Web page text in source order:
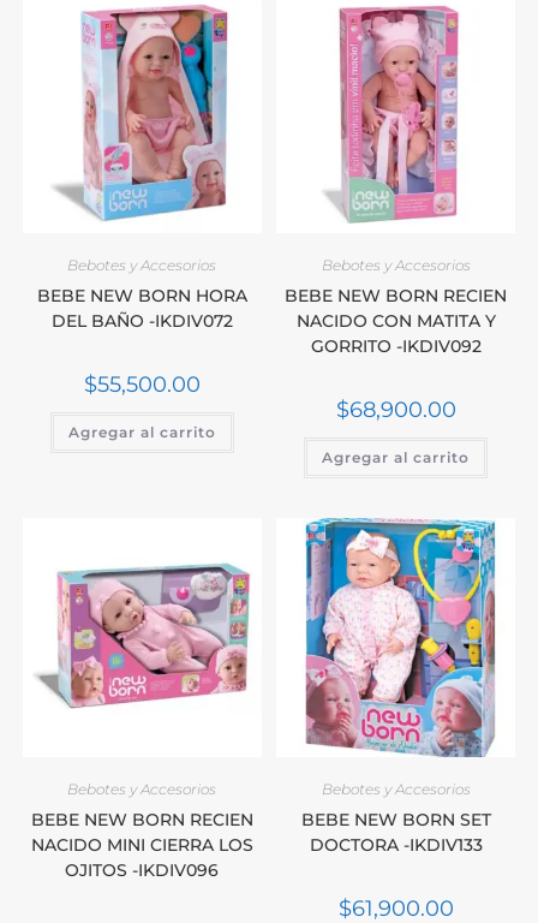
Bebotes y Accesorios
BEBE NEW BORN HORA
DEL BAÑO -IKDIV072
$55,500.00
Agregar al carrito
Bebotes y Accesorios
BEBE NEW BORN RECIEN
NACIDO CON MATITA Y
GORRITO -IKDIV092
$68,900.00
Agregar al carrito
Bebotes y Accesorios
BEBE NEW BORN RECIEN
NACIDO MINI CIERRA LOS
OJITOS -IKDIV096
Bebotes y Accesorios
BEBE NEW BORN SET
DOCTORA -IKDIV133
$61,900.00